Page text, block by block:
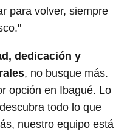
para volver, siempre
dedicación y
, no busque más.
opción en Ibagué. Lo
todo lo que
nuestro equipo está